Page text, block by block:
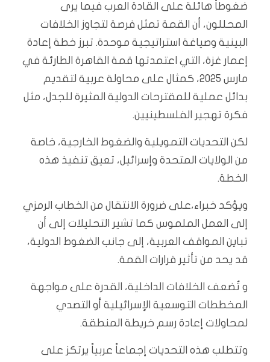
ضغوطاً هائلة على القادة العرب فيما يرى
المحللون، أن القمة تمثل فرصة لتجاوز الخلافات
البينية وصياغة استراتيجية موحدة. تبرز خطة إعادة
إعمار غزة، التي اعتمدتها قمة القاهرة الطارئة في
مارس 2025، كمثال على محاولة عربية لتقديم
بدائل عملية للمقترحات الدولية المثيرة للجدل، مثل
فكرة تهجير الفلسطينيين.
لكن التحديات التمويلية والضغوط الخارجية، خاصة
من الولايات المتحدة وإسرائيل، تعيق تنفيذ هذه
الخطة.
ويؤكد خبراء،على ضرورة الانتقال من الخطاب الرمزي
إلى العمل الملموس كما تشير التحليلات إلى أن
تباين المواقف العربية، إلى جانب الضغوط الدولية،
قد يحد من تأثير قرارات القمة.
و تُضعف الخلافات الداخلية، القدرة على مواجهة
المخططات التوسعية الإسرائيلية أو التصدي
لمحاولات إعادة رسم خريطة المنطقة.
وتتطلب هذه التحديات إجماعاً عربياً يرتكز على